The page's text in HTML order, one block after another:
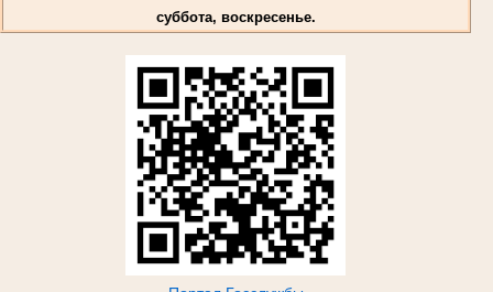
суббота, воскресенье.